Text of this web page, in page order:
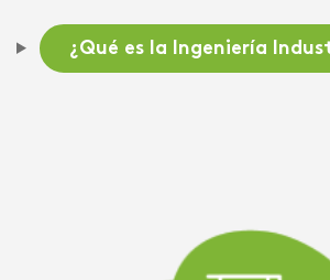
¿Qué es la Ingeniería